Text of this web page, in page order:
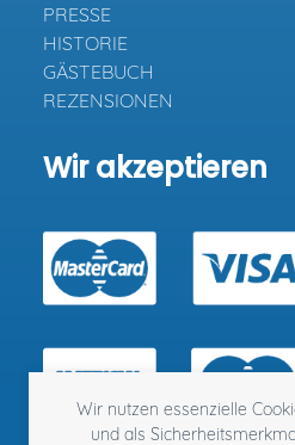
Wir nutzen essenzielle
und als
PRESSE
HISTORIE
GÄSTEBUCH
REZENSIONEN
Wir akzeptieren